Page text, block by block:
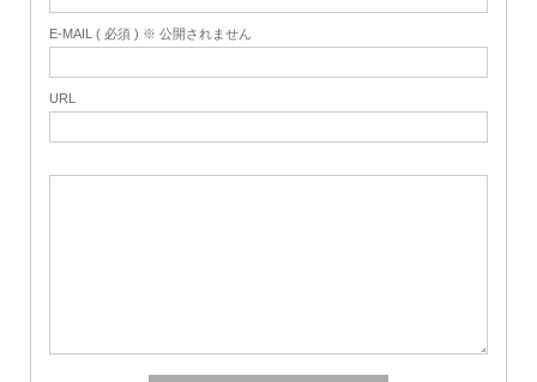
E-MAIL ( 必須 ) ※ 公開されません
URL